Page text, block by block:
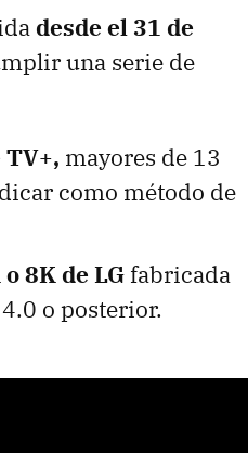
desde el 31 de
una serie de
mayores de 13
como método de
8K de LG fabricada
o posterior.